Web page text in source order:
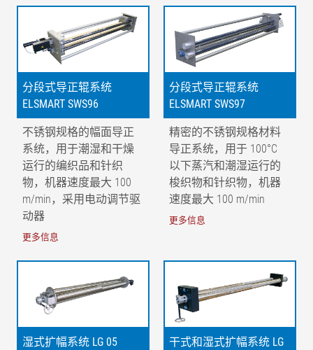
分段式导正辊系统
ELSMART SWS96
不锈钢规格的幅面导正
系统，用于潮湿和干燥
运行的编织品和针织
物，机器速度最大 100
m/min，采用电动调节驱
动器
更多信息
分段式导正辊系统
ELSMART SWS97
精密的不锈钢规格材料
导正系统，用于 100°C
以下蒸汽和潮湿运行的
梭织物和针织物，机器
速度最大 100 m/min
更多信息
湿式扩幅系统 LG 05
干式和湿式扩幅系统 LG